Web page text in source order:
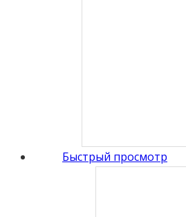
Быстрый просмотр